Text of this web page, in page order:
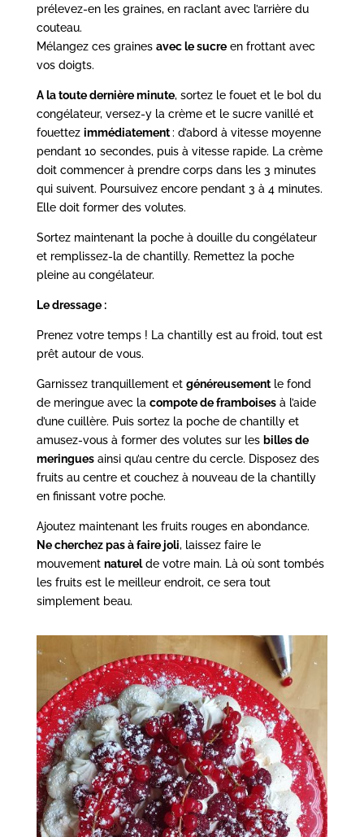
prélevez-en les graines, en raclant avec l’arrière du
couteau.
Mélangez ces graines avec le sucreen frottant avec
vos doigts.
A la toute dernière minute, sortez le fouet et le bol du
congélateur, versez-y la crème et le sucre vanillé et
fouettez immédiatement: d’abord à vitesse moyenne
pendant 10 secondes, puis à vitesse rapide. La crème
doit commencer à prendre corps dans les 3 minutes
qui suivent. Poursuivez encore pendant 3 à 4 minutes.
Elle doit former des volutes.
Sortez maintenant la poche à douille du congélateur
et remplissez-la de chantilly. Remettez la poche
pleine au congélateur.
Le dressage :
Prenez votre temps ! La chantilly est au froid, tout est
prêt autour de vous.
Garnissez tranquillement et généreusementle fond
de meringue avec la compote de framboisesà l’aide
d’une cuillère. Puis sortez la poche de chantilly et
amusez-vous à former des volutes sur les billes de
meringuesainsi qu’au centre du cercle. Disposez des
fruits au centre et couchez à nouveau de la chantilly
en finissant votre poche.
Ajoutez maintenant les fruits rouges en abondance.
Ne cherchez pas à faire joli, laissez faire le
mouvement naturelde votre main. Là où sont tombés
les fruits est le meilleur endroit, ce sera tout
simplement beau.